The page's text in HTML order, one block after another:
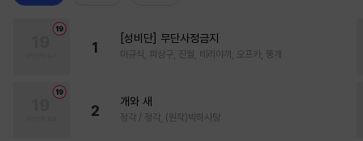
1
[성비단] 무단사정금지
마규식, 피상구, 진월, 테리야끼, 오프카, 뚱개
2
개와 새
정각 / 정각, (원작)박하사탕